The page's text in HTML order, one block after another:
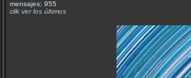
mensajes: 955
clik ver los últimos